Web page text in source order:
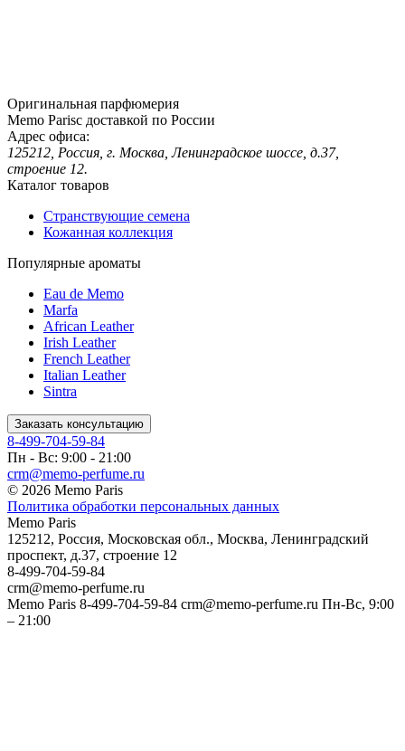
Оригинальная парфюмерия
Memo Parisс доставкой по России
Адрес офиса:
125212, Россия, г. Москва, Ленинградское шоссе, д.37,
строение 12.
Каталог товаров
Странствующие семена
Кожанная коллекция
Популярные ароматы
Eau de Memo
Marfa
African Leather
Irish Leather
French Leather
Italian Leather
Sintra
Заказать консультацию
8-499-704-59-84
Пн - Вс: 9:00 - 21:00
crm@memo-perfume.ru
© 2026 Memo Paris
Политика обработки персональных данных
Memo Paris
125212, Россия, Московская обл., Москва, Ленинградский
проспект, д.37, строение 12
8-499-704-59-84
crm@memo-perfume.ru
Memo Paris 8-499-704-59-84 crm@memo-perfume.ru Пн-Вс, 9:00
– 21:00